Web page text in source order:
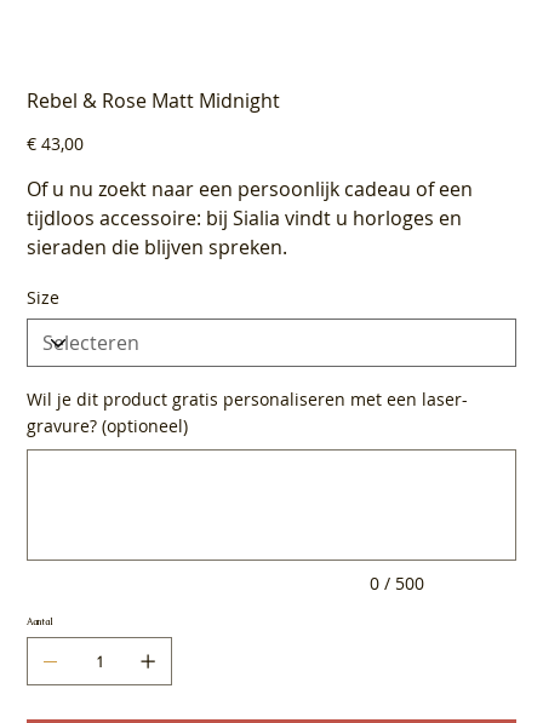
Rebel & Rose Matt Midnight
Prijs
€ 43,00
Of u nu zoekt naar een persoonlijk cadeau of een
tijdloos accessoire: bij Sialia vindt u horloges en
sieraden die blijven spreken.
Size
Wil je dit product gratis personaliseren met een laser-
gravure? (optioneel)
0 / 500
Aantal